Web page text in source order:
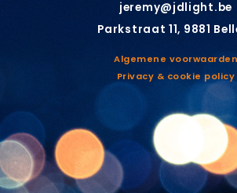
jeremy@jdlight.be
Parkstraat 11, 9881
Algemene voorwaarden
Privacy & cookie policy